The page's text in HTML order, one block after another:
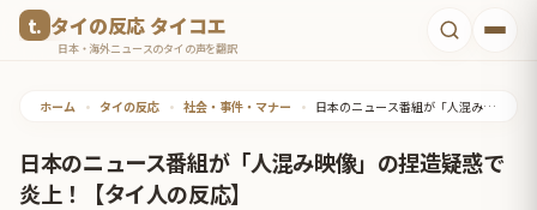
タイの反応 タイコエ
日本・海外ニュースのタイの声を翻訳
ホーム • タイの反応 • 社会・事件・マナー • 日本のニュース番組が「人混み映像」の捏造疑惑で炎上！【タイ人の反応】
日本のニュース番組が「人混み映像」の捏造疑惑で
炎上！【タイ人の反応】